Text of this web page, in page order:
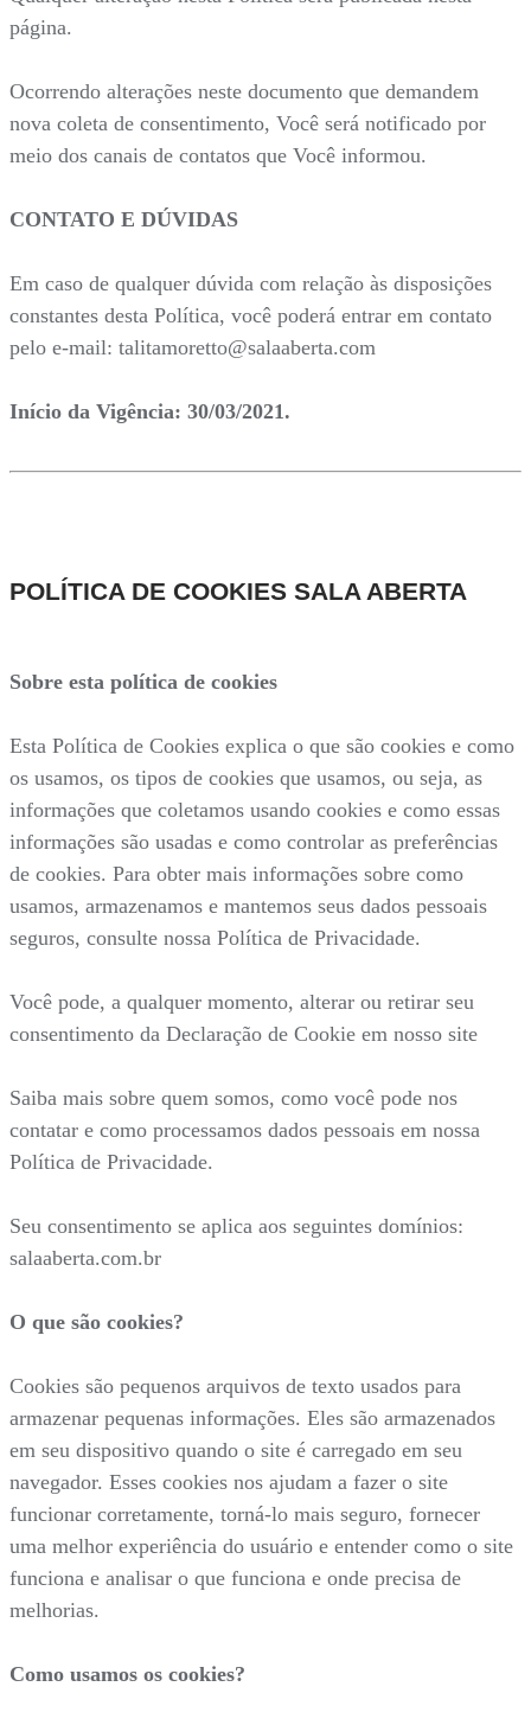
página.
Ocorrendo alterações neste documento que demandem
nova coleta de consentimento, Você será notificado por
meio dos canais de contatos que Você informou.
CONTATO E DÚVIDAS
Em caso de qualquer dúvida com relação às disposições
constantes desta Política, você poderá entrar em contato
pelo e-mail: talitamoretto@salaaberta.com
Início da Vigência: 30/03/2021.
POLÍTICA DE COOKIES SALA ABERTA
Sobre esta política de cookies
Esta Política de Cookies explica o que são cookies e como
os usamos, os tipos de cookies que usamos, ou seja, as
informações que coletamos usando cookies e como essas
informações são usadas e como controlar as preferências
de cookies. Para obter mais informações sobre como
usamos, armazenamos e mantemos seus dados pessoais
seguros, consulte nossa Política de Privacidade.
Você pode, a qualquer momento, alterar ou retirar seu
consentimento da Declaração de Cookie em nosso site
Saiba mais sobre quem somos, como você pode nos
contatar e como processamos dados pessoais em nossa
Política de Privacidade.
Seu consentimento se aplica aos seguintes domínios:
salaaberta.com.br
O que são cookies?
Cookies são pequenos arquivos de texto usados para
armazenar pequenas informações. Eles são armazenados
em seu dispositivo quando o site é carregado em seu
navegador. Esses cookies nos ajudam a fazer o site
funcionar corretamente, torná-lo mais seguro, fornecer
uma melhor experiência do usuário e entender como o site
funciona e analisar o que funciona e onde precisa de
melhorias.
Como usamos os cookies?